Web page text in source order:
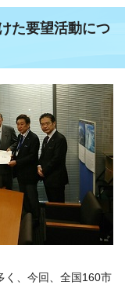
た要望活動につ
く、今回、全国160市